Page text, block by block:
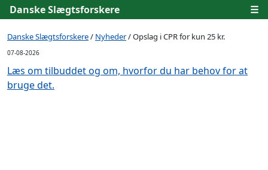
Danske Slægtsforskere ☰
Danske Slægtsforskere/ Nyheder/ Opslag i CPR for kun 25 kr.
07-08-2026
Læs om tilbuddet og om, hvorfor du har behov for at
bruge det.